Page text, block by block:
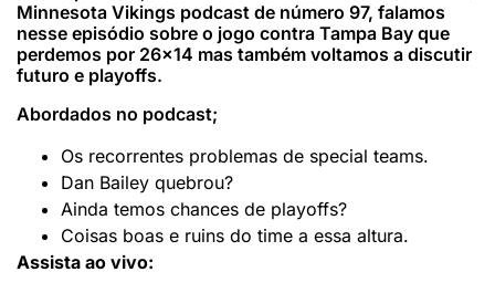
Minnesota Vikings podcast de número 97, falamos
nesse episódio sobre o jogo contra Tampa Bay que
perdemos por 26×14 mas também voltamos a discutir
futuro e playoffs.
Abordados no podcast;
Os recorrentes problemas de special teams.
Dan Bailey quebrou?
Ainda temos chances de playoffs?
Coisas boas e ruins do time a essa altura.
Assista ao vivo: